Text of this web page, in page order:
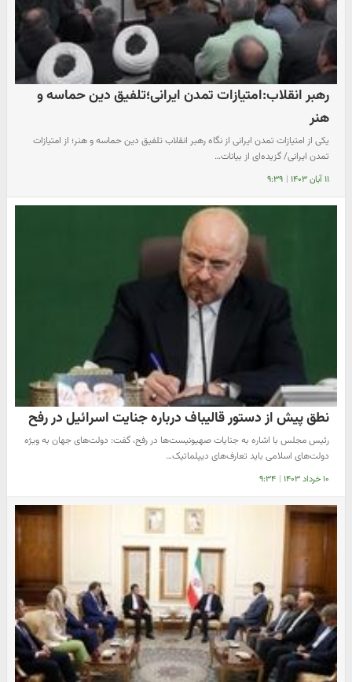
رهبر انقلاب:امتیازات تمدن ایرانی؛تلفیق دین حماسه و
هنر
یکی از امتیازات تمدن ایرانی از نگاه رهبر انقلاب تلفیق دین حماسه و هنر؛ از امتیازات
تمدن ایرانی/ گزیده‌ای از بیانات…
۱۱ آبان ۱۴۰۳ | ۹:۳۹
نطق پیش از دستور قالیباف درباره جنایت اسرائیل در رفح
رئیس مجلس با اشاره به جنایات صهیونیست‌ها در رفح، گفت: دولت‌های جهان به ویژه
دولت‌های اسلامی باید تعارف‌های دیپلماتیک…
۱۰ خرداد ۱۴۰۳ | ۹:۳۴